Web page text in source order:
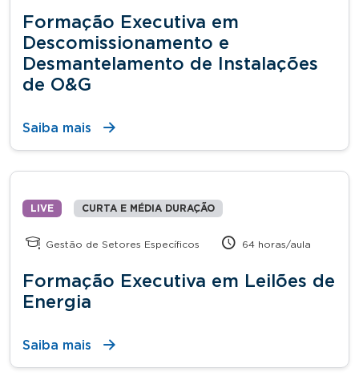
Formação Executiva em
Descomissionamento e
Desmantelamento de Instalações
de O&G
Saiba mais
LIVE CURTA E MÉDIA DURAÇÃO
Gestão de Setores Específicos 64 horas/aula
Formação Executiva em Leilões de
Energia
Saiba mais